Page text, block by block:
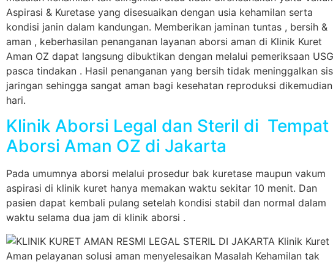
Klinik Aborsi Legal dan Steril di Tempat
Aborsi Aman OZ di Jakarta
Pada umumnya aborsi melalui prosedur bak kuretase maupun vakum
aspirasi di klinik kuret hanya memakan waktu sekitar 10 menit. Dan
pasien dapat kembali pulang setelah kondisi stabil dan normal dalam
waktu selama dua jam di klinik aborsi .